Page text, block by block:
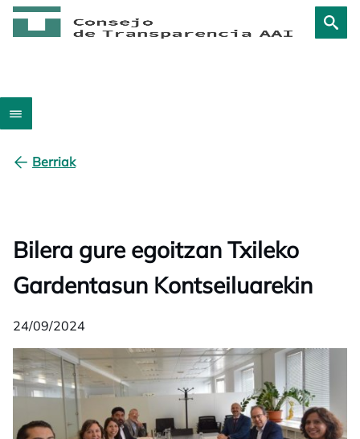
Berriak
Bilera gure egoitzan Txileko
Gardentasun Kontseiluarekin
24/09/2024